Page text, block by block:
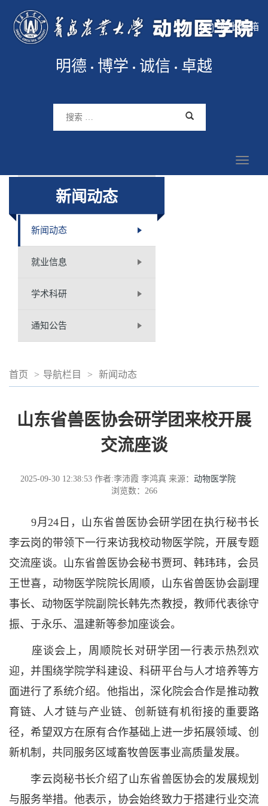
院长信箱
明德 博学 诚信 卓越
新闻动态
新闻动态
就业信息
学术科研
通知公告
首页 > 导航栏目 > 新闻动态
山东省兽医协会研学团来校开展
交流座谈
2025-09-30 12:38:53 作者:李沛霞 李鸿真 来源： 动物医学院
浏览数： 266
9月24日，山东省兽医协会研学团在执行秘书长
李云岗的带领下一行来访我校动物医学院，开展专题
交流座谈。山东省兽医协会秘书贾珂、韩玮玮，会员
王世喜，动物医学院院长周顺，山东省兽医协会副理
事长、动物医学院副院长韩先杰教授，教师代表徐守
振、于永乐、温建新等参加座谈会。
座谈会上，周顺院长对研学团一行表示热烈欢
迎，并围绕学院学科建设、科研平台与人才培养等方
面进行了系统介绍。他指出，深化院会合作是推动教
育链、人才链与产业链、创新链有机衔接的重要路
径，希望双方在原有合作基础上进一步拓展领域、创
新机制，共同服务区域畜牧兽医事业高质量发展。
李云岗秘书长介绍了山东省兽医协会的发展规划
与服务举措。他表示，协会始终致力于搭建行业交流